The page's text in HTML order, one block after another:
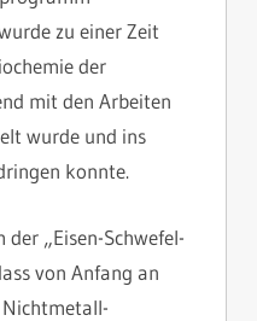
zu einer Zeit
der
mit den Arbeiten
wurde und ins
konnte.
„Eisen-Schwefel-
von Anfang an